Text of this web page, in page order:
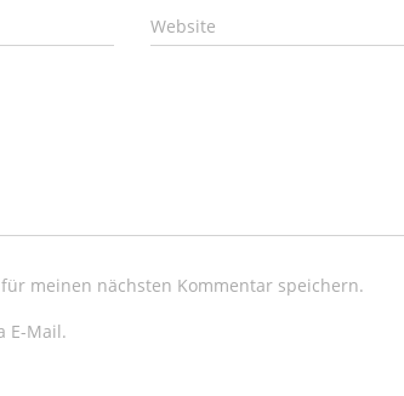
Website
meinen nächsten Kommentar speichern.
E-Mail.